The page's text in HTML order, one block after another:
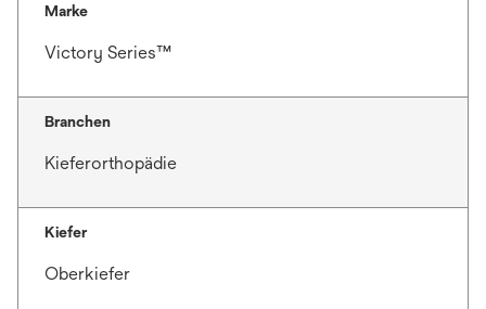
Marke
Victory Series™
Branchen
Kieferorthopädie
Kiefer
Oberkiefer